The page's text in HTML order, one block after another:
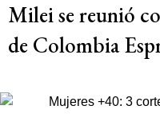
Milei se reunió
de Colombia